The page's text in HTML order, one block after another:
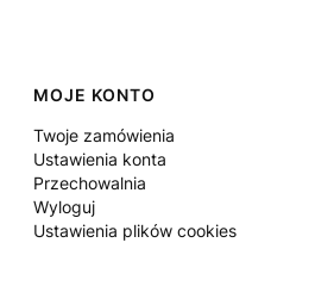
MOJE KONTO
Twoje zamówienia
Ustawienia konta
Przechowalnia
Wyloguj
Ustawienia plików cookies